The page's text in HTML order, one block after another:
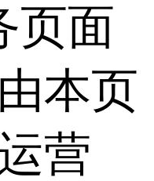
页面
本页
营